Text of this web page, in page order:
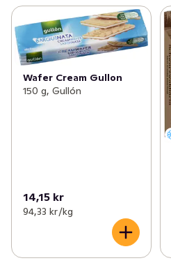
Wafer Cream Gullon
150 g, Gullón
14,15 kr
94,33 kr /kg